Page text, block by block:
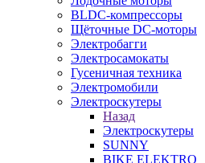
BLDC-компрессоры
Щёточные DC-моторы
Электробагги
Электросамокаты
Гусеничная техника
Электромобили
Электроскутеры
Назад
Электроскутеры
SUNNY
BIKE ELEKTRO